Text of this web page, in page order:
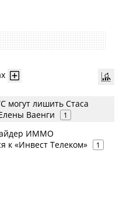
могут лишить Стаса
Ваенги
1
ИММО
к «Инвест Телеком»
1